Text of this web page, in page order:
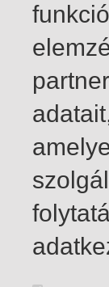
1-2 / insgesamt 2